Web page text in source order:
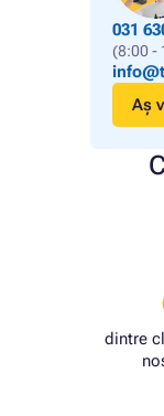
031
(8:00 -
Aș
dintre